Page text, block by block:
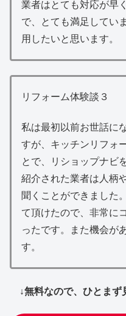
業者はとても対応が早
で、とても満足してい
用したいと思います。
リフォーム体験談３
私は最初以前お世話に
すが、キッチンリフォ
とで、リショップナビ
紹介された業者は人柄
聞くことができました
て頂けたので、非常に
ったです。また機会が
す。
↓無料なので、ひとまず